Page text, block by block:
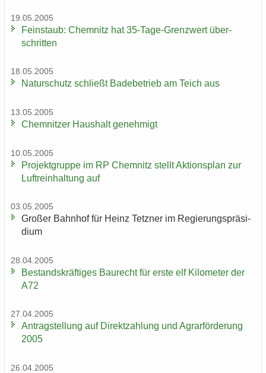
19.05.2005
Fein­staub: Chem­nitz hat 35-​Tage-Grenzwert über­
schrit­ten
18.05.2005
Na­tur­schutz schließt Ba­de­be­trieb am Teich aus
13.05.2005
Chem­nit­zer Haus­halt ge­neh­migt
10.05.2005
Pro­jekt­grup­pe im RP Chem­nitz stellt Ak­ti­ons­plan zur
Luft­rein­hal­tung auf
03.05.2005
Gro­ßer Bahn­hof für Heinz Tetz­ner im Re­gie­rungs­prä­si­
di­um
28.04.2005
Be­stands­kräf­ti­ges Bau­recht für erste elf Ki­lo­me­ter der
A72
27.04.2005
An­trag­stel­lung auf Di­rekt­zah­lung und Agrar­för­de­rung
2005
26.04.2005